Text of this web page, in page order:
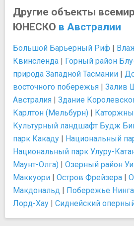
Другие объекты
ЮНЕСКО в Австралии
Большой Барьерный Риф |
Квинсленда | Горный район
природа Западной Тасмании |
восточного побережья | Залив
Австралия | Здание
Карлтон (Мельбурн) |
Культурный ландшафт Будж
парк Какаду | Национальный
Национальный парк Улуру-
Маунт-Олга) | Озерный район
Маккуори | Остров Фрейзера |
Макдональд | Побережье
Лорд-Хау | Сиднейский